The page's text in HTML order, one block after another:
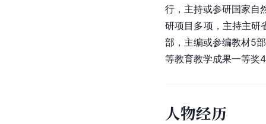
行，主持或参研国家自
研项目多项，主持主研
部，主编或参编教材5
等教育教学成果一等奖
人物经历